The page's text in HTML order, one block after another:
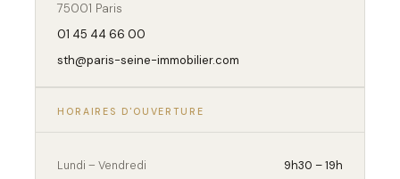
75001 Paris
01 45 44 66 00
sth@paris-seine-immobilier.com
HORAIRES D'OUVERTURE
Lundi – Vendredi 9h30 – 19h